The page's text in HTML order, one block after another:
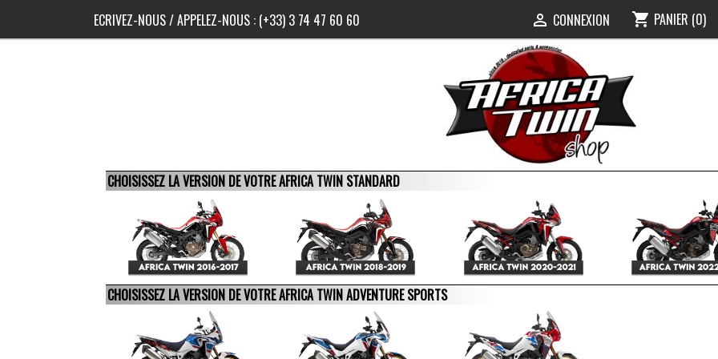
ECRIVEZ-NOUS/ APPELEZ-NOUS : (+33) 3 74 47 60 60  CONNEXION shopping_cart PANIER (0)
CHOISISSEZ LA VERSION DE VOTRE AFRICA TWIN STANDARD
CHOISISSEZ LA VERSION DE VOTRE AFRICA TWIN ADVENTURE SPORTS